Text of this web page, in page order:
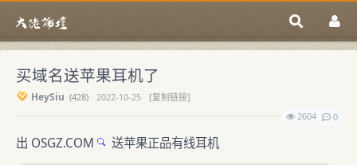
买域名送苹果耳机了
HeySiu (428) 2022-10-25
[复制链接]
2604
0
出 OSGZ.COM 送苹果正品有线耳机